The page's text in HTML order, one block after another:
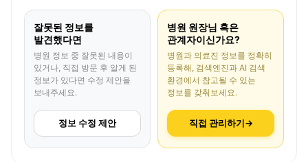
잘못된 정보를
발견했다면
병원 정보 중 잘못된 내용이
있거나, 직접 방문 후 알게 된
정보가 있다면 수정 제안을
보내주세요.
정보 수정 제안
병원 원장님 혹은
관계자이신가요?
병원과 의료진 정보를 정확히
등록해, 검색엔진과 AI 검색
환경에서 참고될 수 있는
정보를 갖춰보세요.
직접 관리하기→